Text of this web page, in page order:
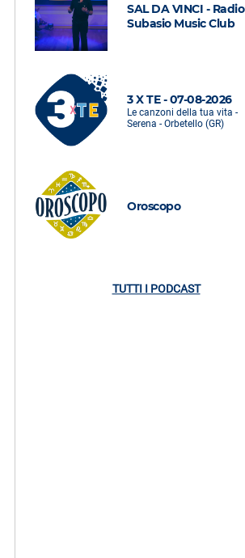
SAL DA VINCI - Radio
Subasio Music Club
3 X TE - 07-08-2026
Le canzoni della tua vita -
Serena - Orbetello (GR)
Oroscopo
TUTTI I PODCAST